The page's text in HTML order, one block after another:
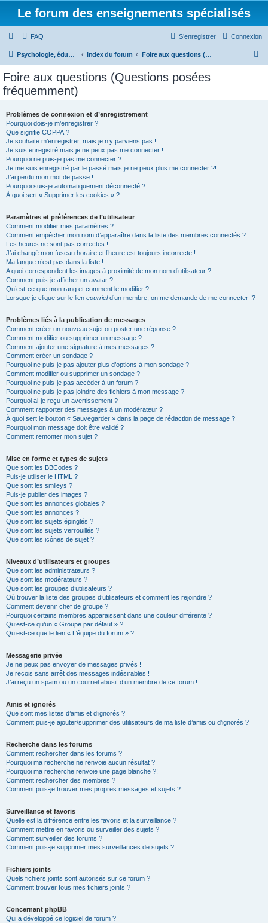
Le forum des enseignements spécialisés
FAQ Connexion
S’enregistrer
Psychologie, éducation & enseignement spécialisé Index du forum Foire aux questions (Questions posées fréquemment)
Foire aux questions (Questions posées
fréquemment)
Problèmes de connexion et d’enregistrement
Pourquoi dois-je m’enregistrer ?
Que signifie COPPA ?
Je souhaite m’enregistrer, mais je n’y parviens pas !
Je suis enregistré mais je ne peux pas me connecter !
Pourquoi ne puis-je pas me connecter ?
Je me suis enregistré par le passé mais je ne peux plus me connecter ?!
J’ai perdu mon mot de passe !
Pourquoi suis-je automatiquement déconnecté ?
À quoi sert « Supprimer les cookies » ?
Paramètres et préférences de l’utilisateur
Comment modifier mes paramètres ?
Comment empêcher mon nom d’apparaître dans la liste des membres connectés ?
Les heures ne sont pas correctes !
J’ai changé mon fuseau horaire et l’heure est toujours incorrecte !
Ma langue n’est pas dans la liste !
A quoi correspondent les images à proximité de mon nom d’utilisateur ?
Comment puis-je afficher un avatar ?
Qu’est-ce que mon rang et comment le modifier ?
Lorsque je clique sur le lien courrield’un membre, on me demande de me connecter !?
Problèmes liés à la publication de messages
Comment créer un nouveau sujet ou poster une réponse ?
Comment modifier ou supprimer un message ?
Comment ajouter une signature à mes messages ?
Comment créer un sondage ?
Pourquoi ne puis-je pas ajouter plus d’options à mon sondage ?
Comment modifier ou supprimer un sondage ?
Pourquoi ne puis-je pas accéder à un forum ?
Pourquoi ne puis-je pas joindre des fichiers à mon message ?
Pourquoi ai-je reçu un avertissement ?
Comment rapporter des messages à un modérateur ?
À quoi sert le bouton « Sauvegarder » dans la page de rédaction de message ?
Pourquoi mon message doit être validé ?
Comment remonter mon sujet ?
Mise en forme et types de sujets
Que sont les BBCodes ?
Puis-je utiliser le HTML ?
Que sont les smileys ?
Puis-je publier des images ?
Que sont les annonces globales ?
Que sont les annonces ?
Que sont les sujets épinglés ?
Que sont les sujets verrouillés ?
Que sont les icônes de sujet ?
Niveaux d’utilisateurs et groupes
Que sont les administrateurs ?
Que sont les modérateurs ?
Que sont les groupes d’utilisateurs ?
Où trouver la liste des groupes d’utilisateurs et comment les rejoindre ?
Comment devenir chef de groupe ?
Pourquoi certains membres apparaissent dans une couleur différente ?
Qu’est-ce qu’un « Groupe par défaut » ?
Qu’est-ce que le lien « L’équipe du forum » ?
Messagerie privée
Je ne peux pas envoyer de messages privés !
Je reçois sans arrêt des messages indésirables !
J’ai reçu un spam ou un courriel abusif d’un membre de ce forum !
Amis et ignorés
Que sont mes listes d’amis et d’ignorés ?
Comment puis-je ajouter/supprimer des utilisateurs de ma liste d’amis ou d’ignorés ?
Recherche dans les forums
Comment rechercher dans les forums ?
Pourquoi ma recherche ne renvoie aucun résultat ?
Pourquoi ma recherche renvoie une page blanche ?!
Comment rechercher des membres ?
Comment puis-je trouver mes propres messages et sujets ?
Surveillance et favoris
Quelle est la différence entre les favoris et la surveillance ?
Comment mettre en favoris ou surveiller des sujets ?
Comment surveiller des forums ?
Comment puis-je supprimer mes surveillances de sujets ?
Fichiers joints
Quels fichiers joints sont autorisés sur ce forum ?
Comment trouver tous mes fichiers joints ?
Concernant phpBB
Qui a développé ce logiciel de forum ?